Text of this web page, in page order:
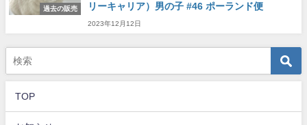
過去の販売
リーキャリア）男の子 #46 ポーランド便
2023年12月12日
TOP